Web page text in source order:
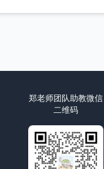
郑老师团队助教微信
二维码